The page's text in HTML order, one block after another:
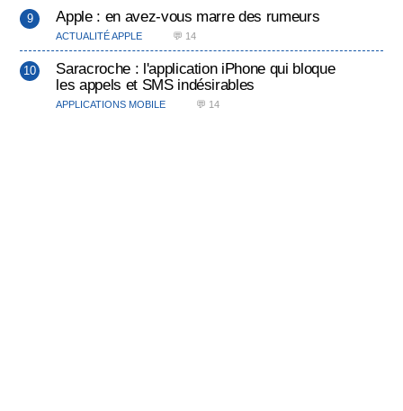
Apple : en avez-vous marre des rumeurs
ACTUALITÉ APPLE 💬 14
Saracroche : l'application iPhone qui bloque
les appels et SMS indésirables
APPLICATIONS MOBILE 💬 14